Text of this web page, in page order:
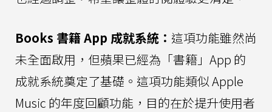
Books 書籍 App 成就系統： 這項功能雖然尚
未全面啟用，但蘋果已經為「書籍」App 的
成就系統奠定了基礎。這項功能類似 Apple
Music 的年度回顧功能，目的在於提升使用者